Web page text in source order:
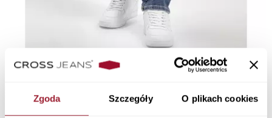
Zgoda Szczegóły O plikach cookies
Jeansy damskie ciemnoniebieskie Straight Rose
N 487-077